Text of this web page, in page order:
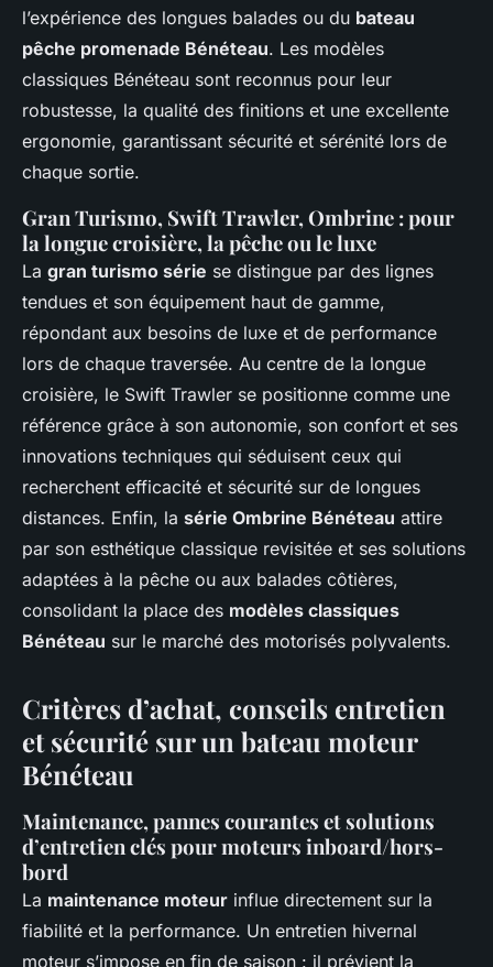
l’expérience des longues balades ou du bateau
pêche promenade Bénéteau. Les modèles
classiques Bénéteau sont reconnus pour leur
robustesse, la qualité des finitions et une excellente
ergonomie, garantissant sécurité et sérénité lors de
chaque sortie.
Gran Turismo, Swift Trawler, Ombrine : pour
la longue croisière, la pêche ou le luxe
La gran turismo série se distingue par des lignes
tendues et son équipement haut de gamme,
répondant aux besoins de luxe et de performance
lors de chaque traversée. Au centre de la longue
croisière, le Swift Trawler se positionne comme une
référence grâce à son autonomie, son confort et ses
innovations techniques qui séduisent ceux qui
recherchent efficacité et sécurité sur de longues
distances. Enfin, la série Ombrine Bénéteau attire
par son esthétique classique revisitée et ses solutions
adaptées à la pêche ou aux balades côtières,
consolidant la place des modèles classiques
Bénéteau sur le marché des motorisés polyvalents.
Critères d’achat, conseils entretien
et sécurité sur un bateau moteur
Bénéteau
Maintenance, pannes courantes et solutions
d’entretien clés pour moteurs inboard/hors-
bord
La maintenance moteur influe directement sur la
fiabilité et la performance. Un entretien hivernal
moteur s’impose en fin de saison : il prévient la